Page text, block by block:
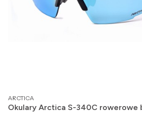
PRODUCENT
ARCTICA
Okulary Arctica S-340C rowerowe